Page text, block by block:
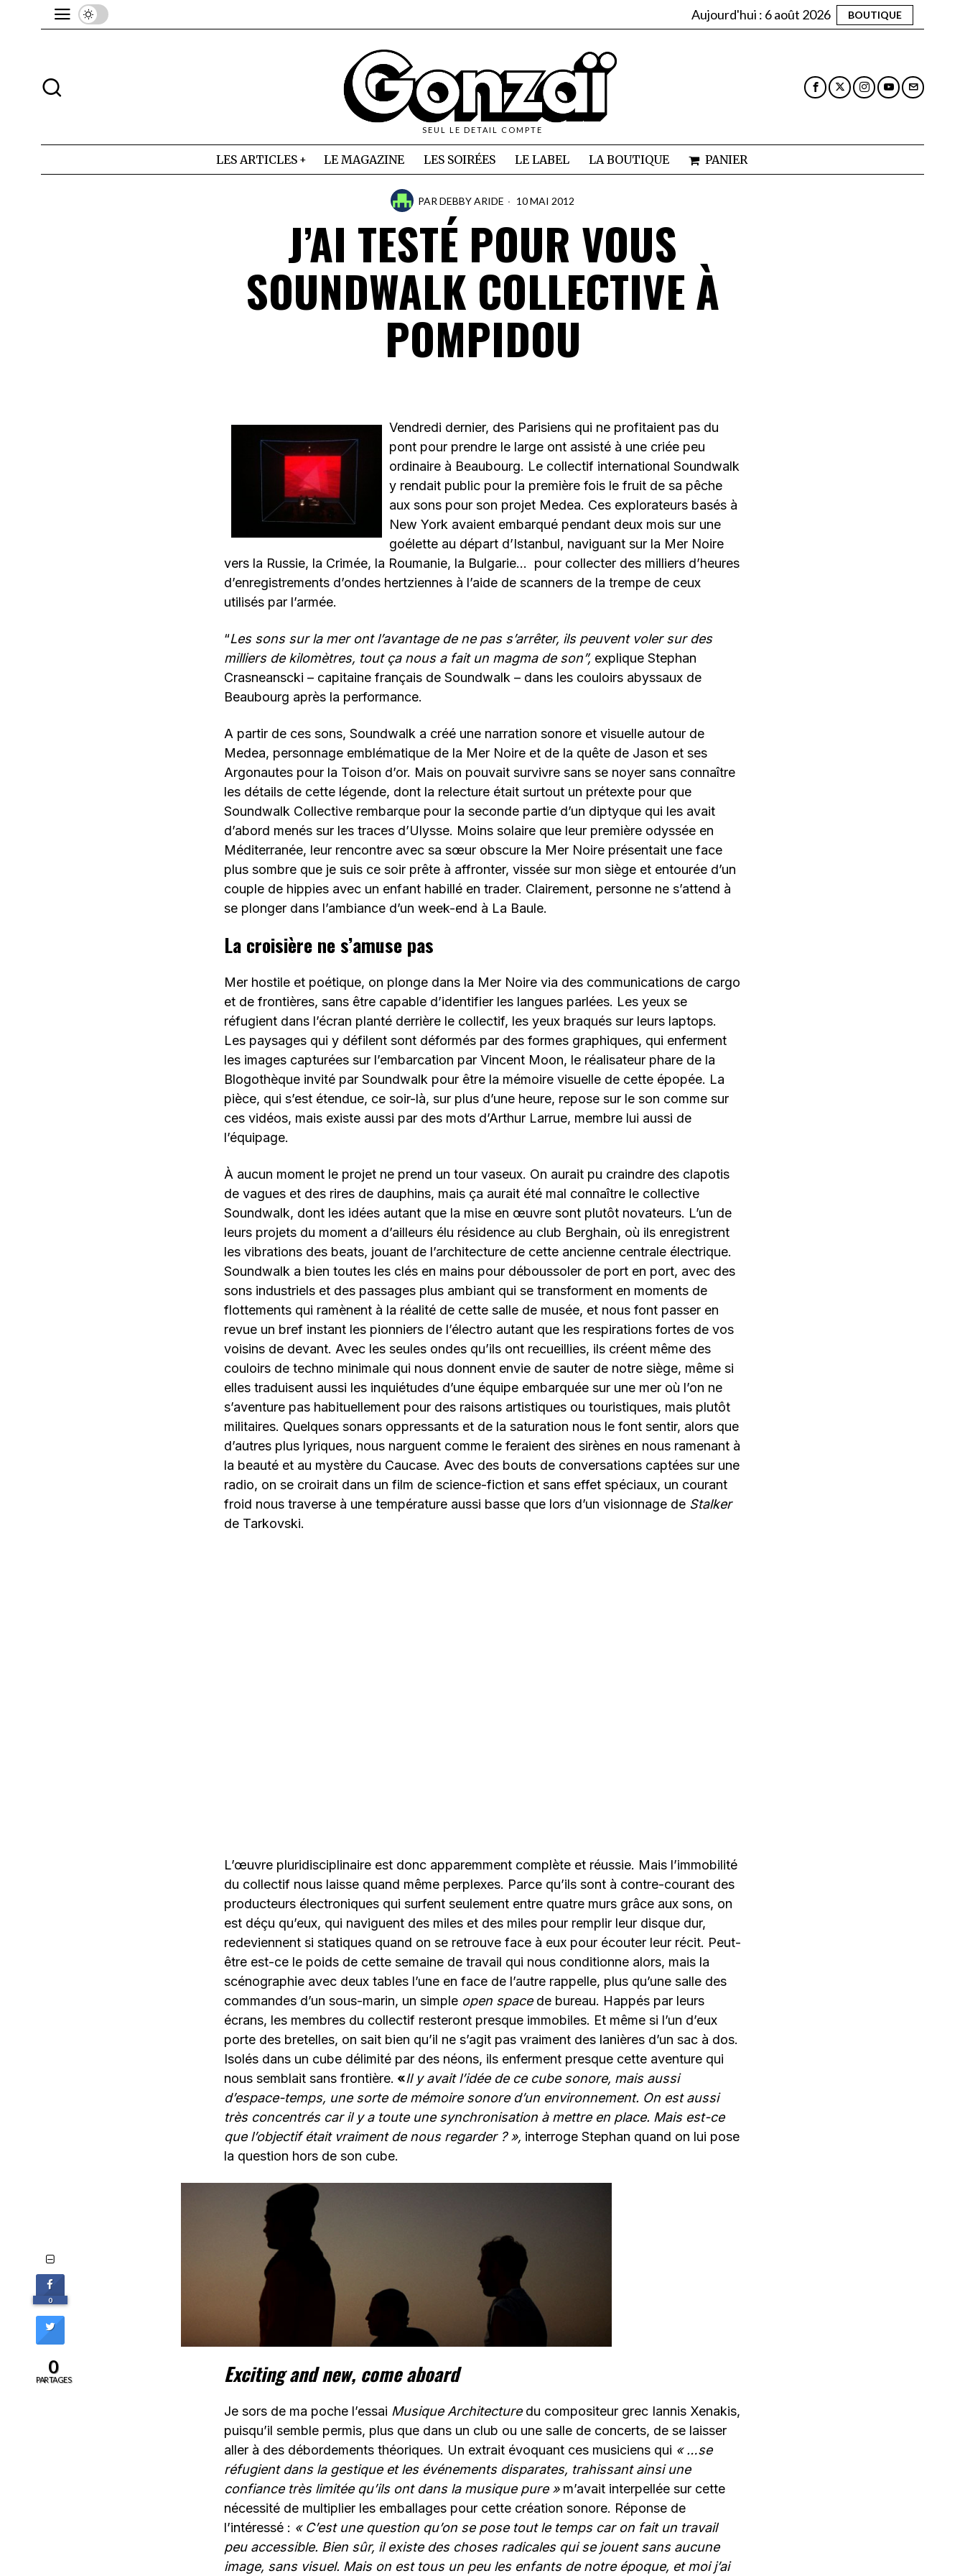
Aujourd'hui : 6 août 2026 BOUTIQUE
SEUL LE DETAIL COMPTE
LES ARTICLES LE MAGAZINE LES SOIRÉES LE LABEL LA BOUTIQUE PANIER
PAR DEBBY ARIDE 10 MAI 2012
J’AI TESTÉ POUR VOUS
SOUNDWALK COLLECTIVE À
POMPIDOU
Vendredi dernier, des Parisiens qui ne profitaient pas du
pont pour prendre le large ont assisté à une criée peu
ordinaire à Beaubourg. Le collectif international Soundwalk
y rendait public pour la première fois le fruit de sa pêche
aux sons pour son projet Medea. Ces explorateurs basés à
New York avaient embarqué pendant deux mois sur une
goélette au départ d’Istanbul, naviguant sur la Mer Noire
vers la Russie, la Crimée, la Roumanie, la Bulgarie…
pour collecter des milliers d’heures
d’enregistrements d’ondes hertziennes à l’aide de scanners de la trempe de ceux
utilisés par l’armée.
“Les sons sur la mer ont l’avantage de ne pas s’arrêter, ils peuvent voler sur des
milliers de kilomètres, tout ça nous a fait un magma de son”, explique Stephan
Crasneanscki – capitaine français de Soundwalk – dans les couloirs abyssaux de
Beaubourg après la performance.
A partir de ces sons, Soundwalk a créé une narration sonore et visuelle autour de
Medea, personnage emblématique de la Mer Noire et de la quête de Jason et ses
Argonautes pour la Toison d’or. Mais on pouvait survivre sans se noyer sans connaître
les détails de cette légende, dont la relecture était surtout un prétexte pour que
Soundwalk Collective rembarque pour la seconde partie d’un diptyque qui les avait
d’abord menés sur les traces d’Ulysse. Moins solaire que leur première odyssée en
Méditerranée, leur rencontre avec sa sœur obscure la Mer Noire présentait une face
plus sombre que je suis ce soir prête à affronter, vissée sur mon siège et entourée d’un
couple de hippies avec un enfant habillé en trader. Clairement, personne ne s’attend à
se plonger dans l’ambiance d’un week-end à La Baule.
La croisière ne s’amuse pas
Mer hostile et poétique, on plonge dans la Mer Noire via des communications de cargo
et de frontières, sans être capable d’identifier les langues parlées. Les yeux se
réfugient dans l’écran planté derrière le collectif, les yeux braqués sur leurs laptops.
Les paysages qui y défilent sont déformés par des formes graphiques, qui enferment
les images capturées sur l’embarcation par Vincent Moon, le réalisateur phare de la
Blogothèque invité par Soundwalk pour être la mémoire visuelle de cette épopée. La
pièce, qui s’est étendue, ce soir-là, sur plus d’une heure, repose sur le son comme sur
ces vidéos, mais existe aussi par des mots d’Arthur Larrue, membre lui aussi de
l’équipage.
À aucun moment le projet ne prend un tour vaseux. On aurait pu craindre des clapotis
de vagues et des rires de dauphins, mais ça aurait été mal connaître le collective
Soundwalk, dont les idées autant que la mise en œuvre sont plutôt novateurs. L’un de
leurs projets du moment a d’ailleurs élu résidence au club Berghain, où ils enregistrent
les vibrations des beats, jouant de l’architecture de cette ancienne centrale électrique.
Soundwalk a bien toutes les clés en mains pour déboussoler de port en port, avec des
sons industriels et des passages plus ambiant qui se transforment en moments de
flottements qui ramènent à la réalité de cette salle de musée, et nous font passer en
revue un bref instant les pionniers de l’électro autant que les respirations fortes de vos
voisins de devant. Avec les seules ondes qu’ils ont recueillies, ils créent même des
couloirs de techno minimale qui nous donnent envie de sauter de notre siège, même si
elles traduisent aussi les inquiétudes d’une équipe embarquée sur une mer où l’on ne
s’aventure pas habituellement pour des raisons artistiques ou touristiques, mais plutôt
militaires. Quelques sonars oppressants et de la saturation nous le font sentir, alors que
d’autres plus lyriques, nous narguent comme le feraient des sirènes en nous ramenant à
la beauté et au mystère du Caucase. Avec des bouts de conversations captées sur une
radio, on se croirait dans un film de science-fiction et sans effet spéciaux, un courant
froid nous traverse à une température aussi basse que lors d’un visionnage de Stalker
de Tarkovski.
L’œuvre pluridisciplinaire est donc apparemment complète et réussie. Mais l’immobilité
du collectif nous laisse quand même perplexes. Parce qu’ils sont à contre-courant des
producteurs électroniques qui surfent seulement entre quatre murs grâce aux sons, on
est déçu qu’eux, qui naviguent des miles et des miles pour remplir leur disque dur,
redeviennent si statiques quand on se retrouve face à eux pour écouter leur récit. Peut-
être est-ce le poids de cette semaine de travail qui nous conditionne alors, mais la
scénographie avec deux tables l’une en face de l’autre rappelle, plus qu’une salle des
commandes d’un sous-marin, un simple open spacede bureau. Happés par leurs
écrans, les membres du collectif resteront presque immobiles. Et même si l’un d’eux
porte des bretelles, on sait bien qu’il ne s’agit pas vraiment des lanières d’un sac à dos.
Isolés dans un cube délimité par des néons, ils enferment presque cette aventure qui
nous semblait sans frontière. «Il y avait l’idée de ce cube sonore, mais aussi
d’espace-temps, une sorte de mémoire sonore d’un environnement. On est aussi
très concentrés car il y a toute une synchronisation à mettre en place. Mais est-ce
que l’objectif était vraiment de nous regarder ? », interroge Stephan quand on lui pose
la question hors de son cube.
Exciting and new, come aboard
Je sors de ma poche l’essai Musique Architecture du compositeur grec Iannis Xenakis,
puisqu’il semble permis, plus que dans un club ou une salle de concerts, de se laisser
aller à des débordements théoriques. Un extrait évoquant ces musiciens qui « …se
réfugient dans la gestique et les événements disparates, trahissant ainsi une
confiance très limitée qu’ils ont dans la musique pure » m’avait interpellée sur cette
nécessité de multiplier les emballages pour cette création sonore. Réponse de
l’intéressé : « C’est une question qu’on se pose tout le temps car on fait un travail
peu accessible. Bien sûr, il existe des choses radicales qui se jouent sans aucune
image, sans visuel. Mais on est tous un peu les enfants de notre époque, et moi j’ai
0
0
PARTAGES